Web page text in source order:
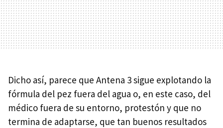
Dicho así, parece que Antena 3 sigue explotando la
fórmula del pez fuera del agua o, en este caso, del
médico fuera de su entorno, protestón y que no
termina de adaptarse, que tan buenos resultados